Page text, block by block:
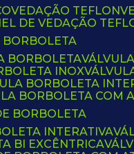
VEDAÇÃO TEFLON
DE VEDAÇÃO
BORBOLETA
BORBOLETA
INOX
BORBOLETA
BORBOLETA COM
BORBOLETA
INTERATIVA
BI EXCÊNTRICA